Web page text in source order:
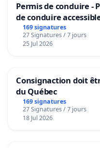
Permis de conduire -
de conduire
Bruxelles
169 signatures
27 Signatures / 7 jours
25 Jul 2026
Consignaction doit
du Québec
169 signatures
27 Signatures / 7 jours
18 Jul 2026